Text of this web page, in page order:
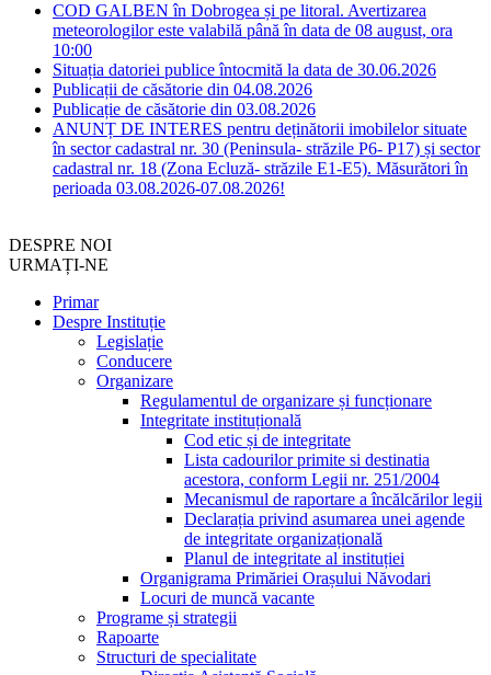
COD GALBEN în Dobrogea și pe litoral. Avertizarea
meteorologilor este valabilă până în data de 08 august, ora
10:00
Situația datoriei publice întocmită la data de 30.06.2026
Publicații de căsătorie din 04.08.2026
Publicație de căsătorie din 03.08.2026
ANUNȚ DE INTERES pentru deținătorii imobilelor situate
în sector cadastral nr. 30 (Peninsula- străzile P6- P17) și sector
cadastral nr. 18 (Zona Ecluză- străzile E1-E5). Măsurători în
perioada 03.08.2026-07.08.2026!
DESPRE NOI
URMAȚI-NE
Primar
Despre Instituție
Legislație
Conducere
Organizare
Regulamentul de organizare și funcționare
Integritate instituțională
Cod etic și de integritate
Lista cadourilor primite si destinatia
acestora, conform Legii nr. 251/2004
Mecanismul de raportare a încălcărilor legii
Declarația privind asumarea unei agende
de integritate organizațională
Planul de integritate al instituției
Organigrama Primăriei Orașului Năvodari
Locuri de muncă vacante
Programe și strategii
Rapoarte
Structuri de specialitate